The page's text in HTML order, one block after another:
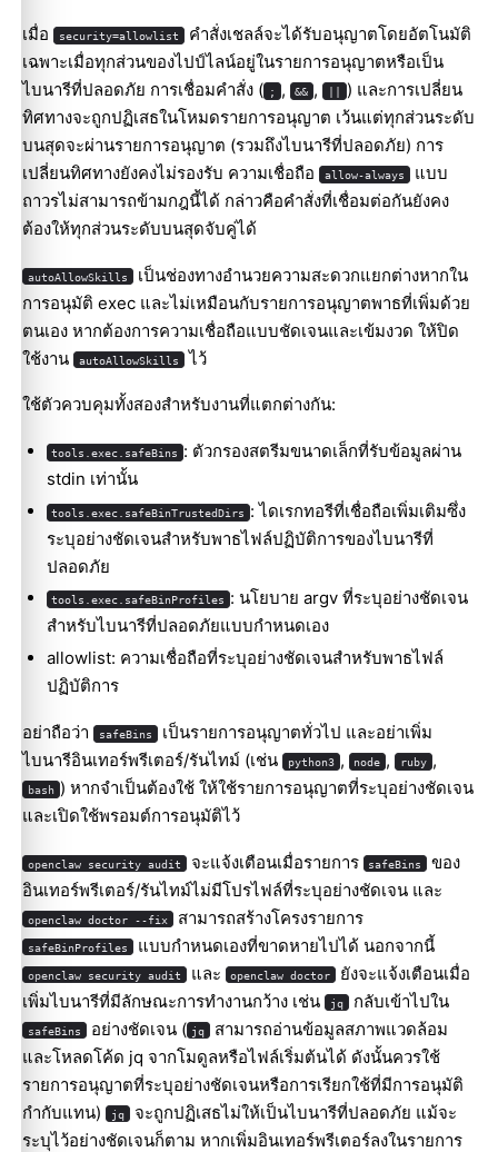
เมื่อ security=allowlist คำสั่งเชลล์จะได้รับอนุญาตโดยอัตโนมัติ
เฉพาะเมื่อทุกส่วนของไปป์ไลน์อยู่ในรายการอนุญาตหรือเป็น
ไบนารีที่ปลอดภัย การเชื่อมคำสั่ง ( ; , && , || ) และการเปลี่ยน
ทิศทางจะถูกปฏิเสธในโหมดรายการอนุญาต เว้นแต่ทุกส่วนระดับ
บนสุดจะผ่านรายการอนุญาต (รวมถึงไบนารีที่ปลอดภัย) การ
เปลี่ยนทิศทางยังคงไม่รองรับ ความเชื่อถือ
allow-always แบบ
ถาวรไม่สามารถข้ามกฎนี้ได้ กล่าวคือคำสั่งที่เชื่อมต่อกันยังคง
ต้องให้ทุกส่วนระดับบนสุดจับคู่ได้
autoAllowSkills เป็นช่องทางอำนวยความสะดวกแยกต่างหากใน
การอนุมัติ exec และไม่เหมือนกับรายการอนุญาตพาธที่เพิ่มด้วย
ตนเอง หากต้องการความเชื่อถือแบบชัดเจนและเข้มงวด ให้ปิด
ใช้งาน
autoAllowSkills ไว้
ใช้ตัวควบคุมทั้งสองสำหรับงานที่แตกต่างกัน:
tools.exec.safeBins : ตัวกรองสตรีมขนาดเล็กที่รับข้อมูลผ่าน
stdin เท่านั้น
tools.exec.safeBinTrustedDirs : ไดเรกทอรีที่เชื่อถือเพิ่มเติมซึ่ง
ระบุอย่างชัดเจนสำหรับพาธไฟล์ปฏิบัติการของไบนารีที่
ปลอดภัย
tools.exec.safeBinProfiles : นโยบาย argv ที่ระบุอย่างชัดเจน
สำหรับไบนารีที่ปลอดภัยแบบกำหนดเอง
allowlist: ความเชื่อถือที่ระบุอย่างชัดเจนสำหรับพาธไฟล์
ปฏิบัติการ
อย่าถือว่า safeBins เป็นรายการอนุญาตทั่วไป และอย่าเพิ่ม
ไบนารีอินเทอร์พรีเตอร์/รันไทม์ (เช่น
python3 , node , ruby ,
bash ) หากจำเป็นต้องใช้ ให้ใช้รายการอนุญาตที่ระบุอย่างชัดเจน
และเปิดใช้พรอมต์การอนุมัติไว้
openclaw security audit จะแจ้งเตือนเมื่อรายการ safeBins
ของ
อินเทอร์พรีเตอร์/รันไทม์ไม่มีโปรไฟล์ที่ระบุอย่างชัดเจน และ
openclaw doctor --fix สามารถสร้างโครงรายการ
safeBinProfiles แบบกำหนดเองที่ขาดหายไปได้ นอกจากนี้
openclaw security audit และ openclaw doctor
ยังจะแจ้งเตือนเมื่อ
เพิ่มไบนารีที่มีลักษณะการทำงานกว้าง เช่น
jq กลับเข้าไปใน
safeBins อย่างชัดเจน ( jq
สามารถอ่านข้อมูลสภาพแวดล้อม
และโหลดโค้ด jq จากโมดูลหรือไฟล์เริ่มต้นได้ ดังนั้นควรใช้
รายการอนุญาตที่ระบุอย่างชัดเจนหรือการเรียกใช้ที่มีการอนุมัติ
กำกับแทน)
jq จะถูกปฏิเสธไม่ให้เป็นไบนารีที่ปลอดภัย แม้จะ
ระบุไว้อย่างชัดเจนก็ตาม หากเพิ่มอินเทอร์พรีเตอร์ลงในรายการ